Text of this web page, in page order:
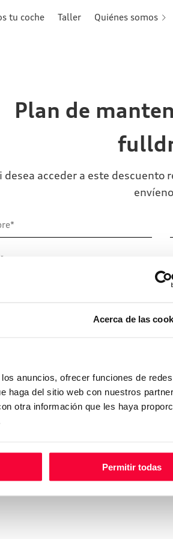
Acerca de las
anuncios, ofrecer funciones de
haga del sitio web con nuestros
otra información que les haya
Permitir todas
tu coche Taller Quiénes somos
Plan de
desea acceder a este
que GRUPO HUERTAS me informe
a mis necesidades y puedan ser de mi
(*) Campos